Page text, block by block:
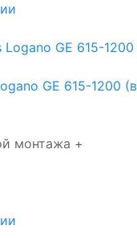
GE 615-1200 (в
монтажа +